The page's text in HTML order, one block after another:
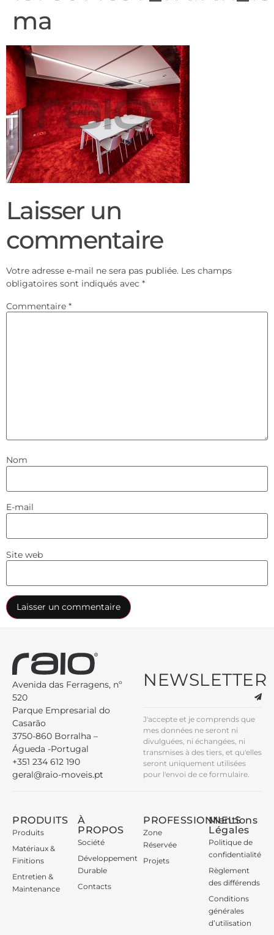
ma
Laisser un
commentaire
Votre adresse e-mail ne sera pas publiée. Les champs
obligatoires sont indiqués avec *
Commentaire *
Nom
E-mail
Site web
Avenida das Ferragens, nº
520
Parque Empresarial do
Casarão
3750-860 Borralha –
Águeda -Portugal
+351 234 612 190
geral@raio-moveis.pt
NEWSLETTER
J'accepte et je comprends que
mes données ne seront ni
divulguées, ni échangées, ni
transmises à des tiers, et qu'elles
seront uniquement utilisées
pour l'envoi de ce formulaire.
PRODUITS
Produits
Matériaux &
Finitions
Entretien &
Maintenance
À
PROPOS
Société
Développement
Durable
Contacts
PROFESSIONNELS
Zone
Réservée
Projets
Mentions
Légales
Politique de
confidentialité
Règlement
des différends
Conditions
générales
d’utilisation